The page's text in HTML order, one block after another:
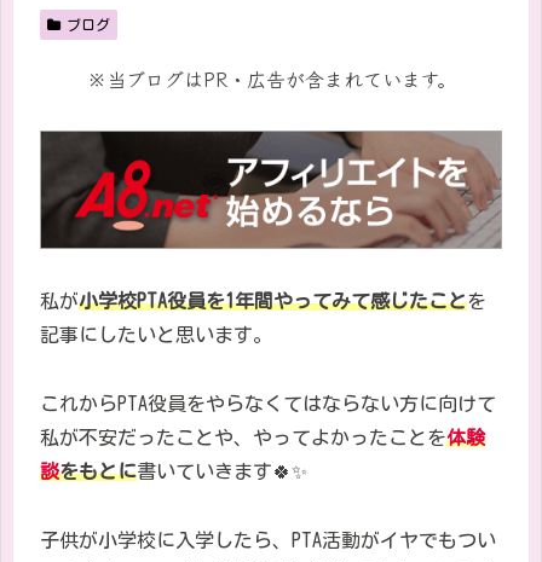
ブログ
※当ブログはPR・広告が含まれています。
私が小学校PTA役員を1年間やってみて感じたことを
記事にしたいと思います。
これからPTA役員をやらな くてはならない方に向けて
私が不安だったことや、やってよかったことを体験
談をもとに書いていきます🍀✨
子供が小学校に入学したら、 PTA活動がイヤでもつい